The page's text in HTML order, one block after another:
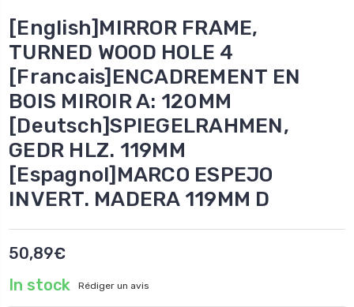
[English]MIRROR FRAME,
TURNED WOOD HOLE 4
[Francais]ENCADREMENT EN
BOIS MIROIR A: 120MM
[Deutsch]SPIEGELRAHMEN,
GEDR HLZ. 119MM
[Espagnol]MARCO ESPEJO
INVERT. MADERA 119MM D
50,89€
In stock
Rédiger un avis